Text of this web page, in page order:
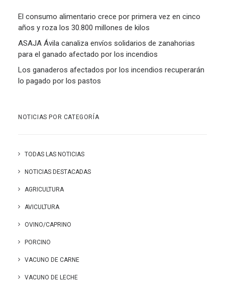
El consumo alimentario crece por primera vez en cinco
años y roza los 30.800 millones de kilos
ASAJA Ávila canaliza envíos solidarios de zanahorias
para el ganado afectado por los incendios
Los ganaderos afectados por los incendios recuperarán
lo pagado por los pastos
NOTICIAS POR CATEGORÍA
TODAS LAS NOTICIAS
NOTICIAS DESTACADAS
AGRICULTURA
AVICULTURA
OVINO/CAPRINO
PORCINO
VACUNO DE CARNE
VACUNO DE LECHE